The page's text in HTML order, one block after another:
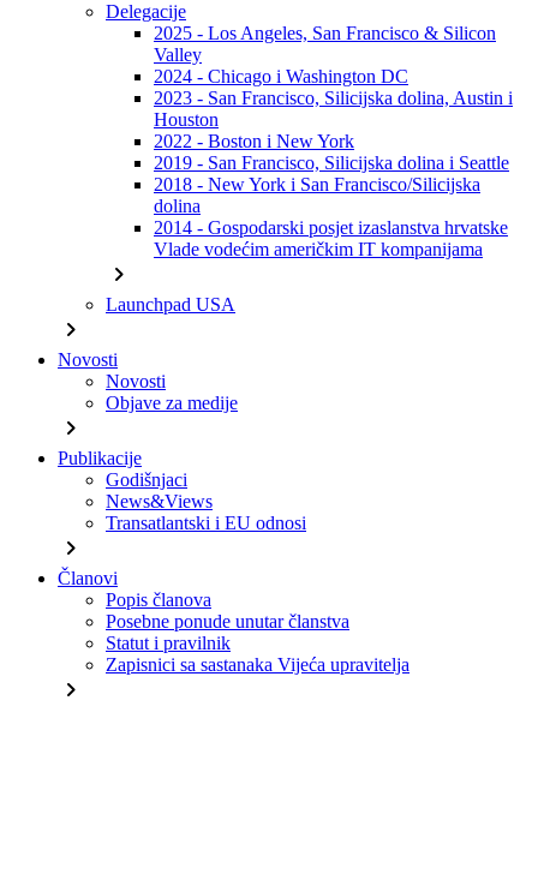
Delegacije
2025 - Los Angeles, San Francisco & Silicon
Valley
2024 - Chicago i Washington DC
2023 - San Francisco, Silicijska dolina, Austin i
Houston
2022 - Boston i New York
2019 - San Francisco, Silicijska dolina i Seattle
2018 - New York i San Francisco/Silicijska
dolina
2014 - Gospodarski posjet izaslanstva hrvatske
Vlade vodećim američkim IT kompanijama
chevron_right
Launchpad USA
chevron_right
Novosti
Novosti
Objave za medije
chevron_right
Publikacije
Godišnjaci
News&Views
Transatlantski i EU odnosi
chevron_right
Članovi
Popis članova
Posebne ponude unutar članstva
Statut i pravilnik
Zapisnici sa sastanaka Vijeća upravitelja
chevron_right